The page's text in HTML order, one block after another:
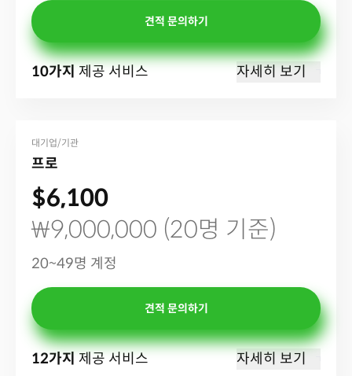
견적 문의하기
10가지 제공 서비스 자세히 보기
대기업/기관
프로
$6,100
₩9,000,000 (20명 기준)
20~49명 계정
견적 문의하기
12가지 제공 서비스 자세히 보기